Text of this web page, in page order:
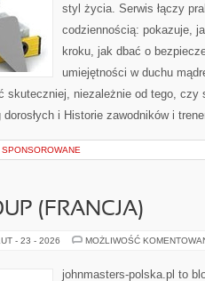
styl życia. Serwis łączy
codziennością: pokazuje,
kroku, jak dbać o
umiejętności w duchu
skuteczniej, niezależnie od tego, czy
dorosłych i Historie zawodników i
(FRANCJA)
- 23 - 2026 MOŻLIWOŚĆ
johnmasters-polska.pl to